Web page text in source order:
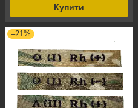
Купити
–21%